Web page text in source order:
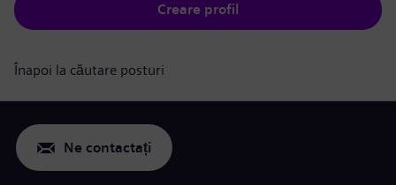
Creare profil
Înapoi la căutare posturi
Ne contactați